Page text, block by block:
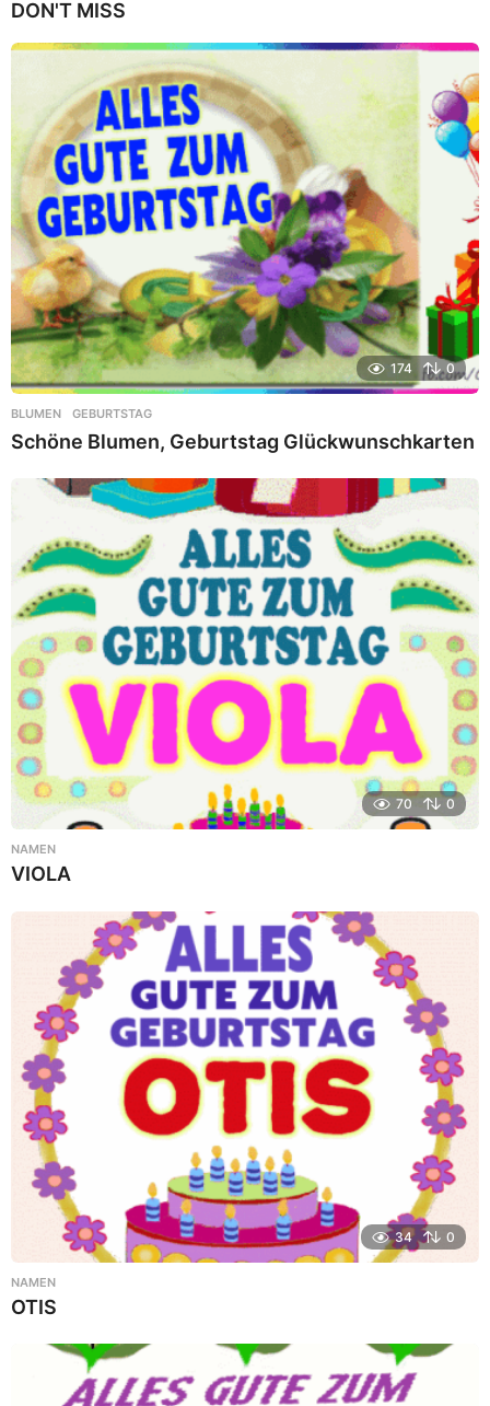
DON'T MISS
174 0
BLUMEN ,GEBURTSTAG
Schöne Blumen, Geburtstag Glückwunschkarten
70 0
NAMEN
VIOLA
34 0
NAMEN
OTIS